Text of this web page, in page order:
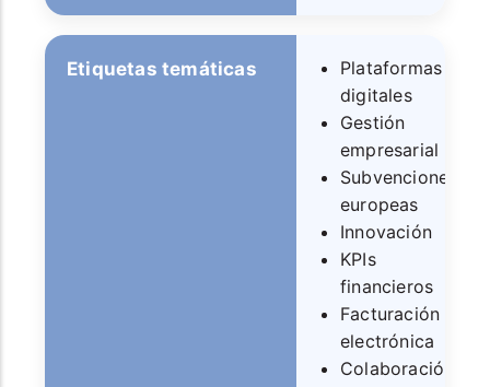
Etiquetas temáticas
Plataformas
digitales
Gestión
empresarial
Subvenciones
europeas
Innovación
KPIs
financieros
Facturación
electrónica
Colaboración